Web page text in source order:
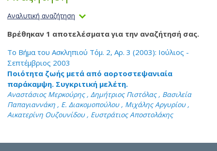
Αναλυτική αναζήτηση
Βρέθηκαν 1 αποτελέσματα για την αναζήτησή σας.
Το Βήμα του Ασκληπιού Τόμ. 2, Αρ. 3 (2003): Ιούλιος -
Σεπτέμβριος 2003
Ποιότητα ζωής μετά από αορτοστεψανιαία
παράκαμψη. Συγκριτική μελέτη.
Αναστάσιος Μερκούρης , Δημήτριος Πιστόλας , Βασιλεία
Παπαγιαννάκη , Ε. Διακομοπούλου , Μιχάλης Αργυρίου ,
Αικατερίνη Ουζουνίδου , Ευστράτιος Αποστολάκης